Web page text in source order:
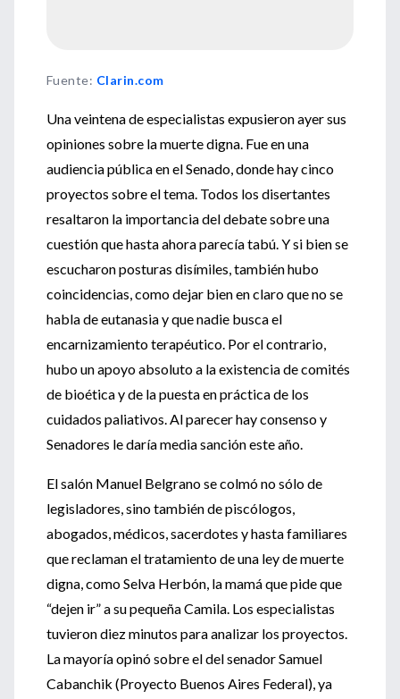
Fuente: Clarin.com
Una veintena de especialistas expusieron ayer sus
opiniones sobre la muerte digna. Fue en una
audiencia pública en el Senado, donde hay cinco
proyectos sobre el tema. Todos los disertantes
resaltaron la importancia del debate sobre una
cuestión que hasta ahora parecía tabú. Y si bien se
escucharon posturas disímiles, también hubo
coincidencias, como dejar bien en claro que no se
habla de eutanasia y que nadie busca el
encarnizamiento terapéutico. Por el contrario,
hubo un apoyo absoluto a la existencia de comités
de bioética y de la puesta en práctica de los
cuidados paliativos. Al parecer hay consenso y
Senadores le daría media sanción este año.
El salón Manuel Belgrano se colmó no sólo de
legisladores, sino también de piscólogos,
abogados, médicos, sacerdotes y hasta familiares
que reclaman el tratamiento de una ley de muerte
digna, como Selva Herbón, la mamá que pide que
“dejen ir” a su pequeña Camila. Los especialistas
tuvieron diez minutos para analizar los proyectos.
La mayoría opinó sobre el del senador Samuel
Cabanchik (Proyecto Buenos Aires Federal), ya